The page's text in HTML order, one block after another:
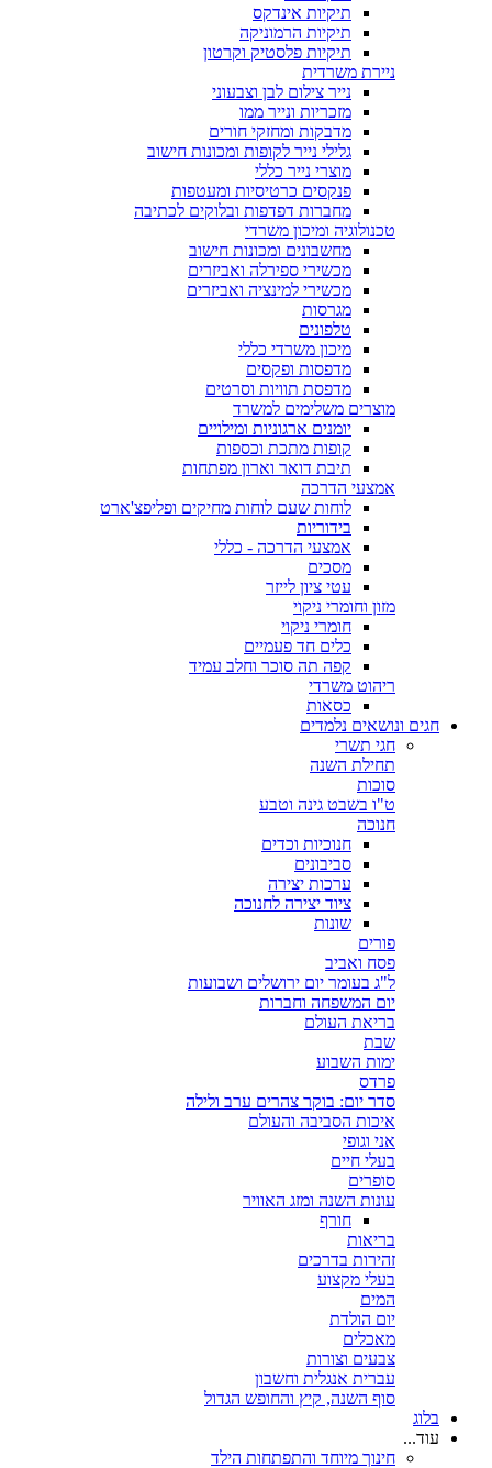
תיקיות אינדקס
תיקיות הרמוניקה
תיקיות פלסטיק וקרטון
ניירת משרדית
נייר צילום לבן וצבעוני
מזכריות ונייר ממו
מדבקות ומחזקי חורים
גלילי נייר לקופות ומכונות חישוב
מוצרי נייר כללי
פנקסים כרטיסיות ומעטפות
מחברות דפדפות ובלוקים לכתיבה
טכנולוגיה ומיכון משרדי
מחשבונים ומכונות חישוב
מכשירי ספירלה ואביזרים
מכשירי למינציה ואביזרים
מגרסות
טלפונים
מיכון משרדי כללי
מדפסות ופקסים
מדפסת תוויות וסרטים
מוצרים משלימים למשרד
יומנים ארגוניות ומילויים
קופות מתכת וכספות
תיבת דואר וארון מפתחות
אמצעי הדרכה
לוחות שעם לוחות מחיקים ופליפצ'ארט
בידוריות
אמצעי הדרכה - כללי
מסכים
עטי ציון לייזר
מזון וחומרי ניקוי
חומרי ניקוי
כלים חד פעמיים
קפה תה סוכר וחלב עמיד
ריהוט משרדי
כסאות
חגים ונושאים נלמדים
חגי תשרי
תחילת השנה
סוכות
ט"ו בשבט גינה וטבע
חנוכה
חנוכיות וכדים
סביבונים
ערכות יצירה
ציוד יצירה לחנוכה
שונות
פורים
פסח ואביב
ל"ג בעומר יום ירושלים ושבועות
יום המשפחה וחברות
בריאת העולם
שבת
ימות השבוע
פרדס
סדר יום: בוקר צהרים ערב ולילה
איכות הסביבה והעולם
אני וגופי
בעלי חיים
סופרים
עונות השנה ומזג האוויר
חורף
בריאות
זהירות בדרכים
בעלי מקצוע
המים
יום הולדת
מאכלים
צבעים וצורות
עברית אנגלית וחשבון
סוף השנה, קיץ והחופש הגדול
בלוג
עוד...
חינוך מיוחד והתפתחות הילד